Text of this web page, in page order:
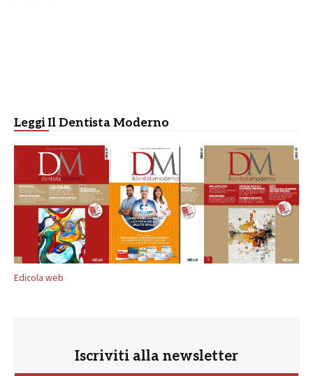
Leggi Il Dentista Moderno
Edicola web
Iscriviti alla newsletter